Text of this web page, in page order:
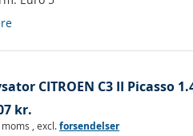
CITROEN C3 II Picasso
kr.
moms ,excl.forsendelser